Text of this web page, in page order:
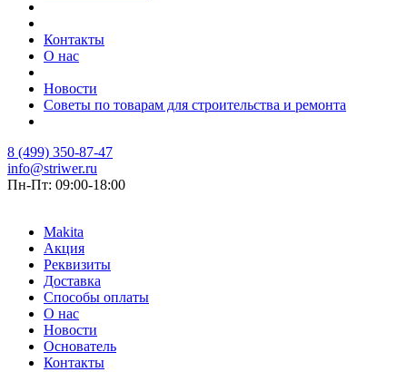
Контакты
О нас
Новости
Советы по товарам для строительства и ремонта
8 (499) 350-87-47
info@striwer.ru
Пн-Пт: 09:00-18:00
Makita
Акция
Реквизиты
Доставка
Способы оплаты
О нас
Новости
Основатель
Контакты